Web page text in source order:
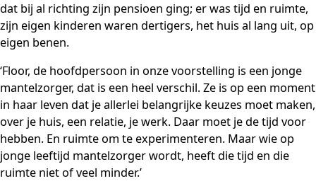
dat bij al richting zijn pensioen ging; er was tijd en ruimte,
zijn eigen kinderen waren dertigers, het huis al lang uit, op
eigen benen.
‘Floor, de hoofdpersoon in onze voorstelling is een jonge
mantelzorger, dat is een heel verschil. Ze is op een moment
in haar leven dat je allerlei belangrijke keuzes moet maken,
over je huis, een relatie, je werk. Daar moet je de tijd voor
hebben. En ruimte om te experimenteren. Maar wie op
jonge leeftijd mantelzorger wordt, heeft die tijd en die
ruimte niet of veel minder.’